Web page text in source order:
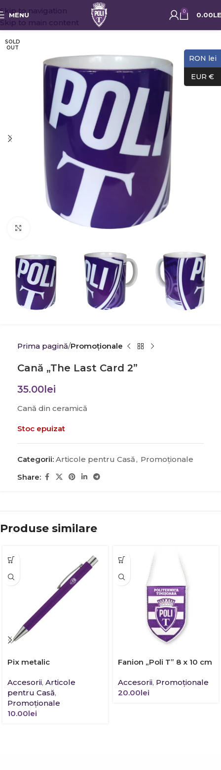
Skip to navigation
Skip to main content
MENU 0 0.00
SOLD
OUT
Click to enlarge
Prima pagină Promoţionale
Cană „The Last Card 2”
35.00lei
Cană din ceramică
Stoc epuizat
Categorii: Articole pentru Casă, Promoţionale
Share:
Produse similare
Pix metalic
Accesorii, Articole
pentru Casă,
Promoţionale
10.00lei
Fanion „Poli T” 8 x 10 cm
Accesorii, Promoţionale
20.00lei
RON lei
EUR €